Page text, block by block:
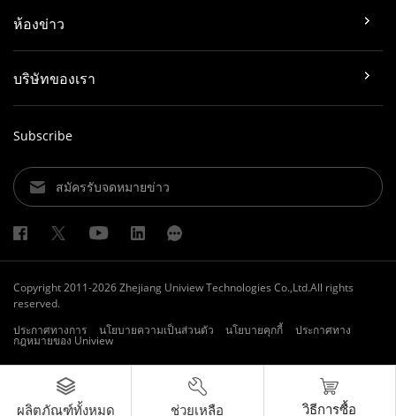
ห้องข่าว
บริษัทของเรา
Subscribe
สมัครรับจดหมายข่าว
Copyright 2011-2026 Zhejiang Uniview Technologies Co.,Ltd.All rights
reserved.
ประกาศทางการ
นโยบายความเป็นส่วนตัว นโยบายคุกกี้ ประกาศทาง
กฎหมายของ Uniview
ผลิตภัณฑ์ทั้งหมด ช่วยเหลือ วิธีการซื้อ